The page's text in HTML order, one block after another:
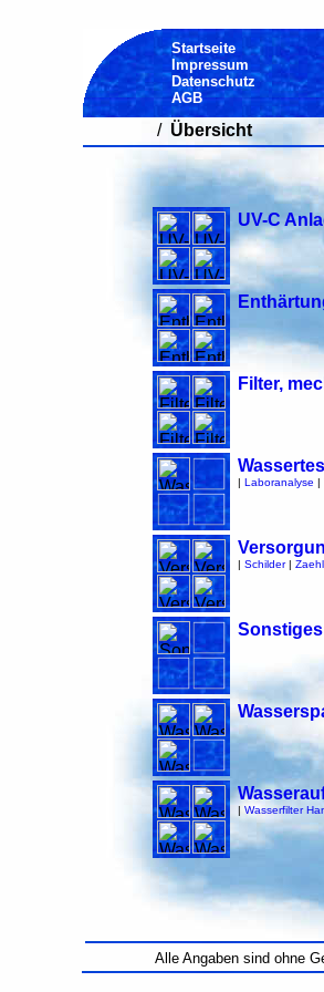
Startseite
Impressum
Datenschutz
AGB
/ Übersicht
UV-C
Filter,
| Laboranalyse |
| Schilder|
Sonstiges
| Wasserfilter
Alle Angaben sind ohne